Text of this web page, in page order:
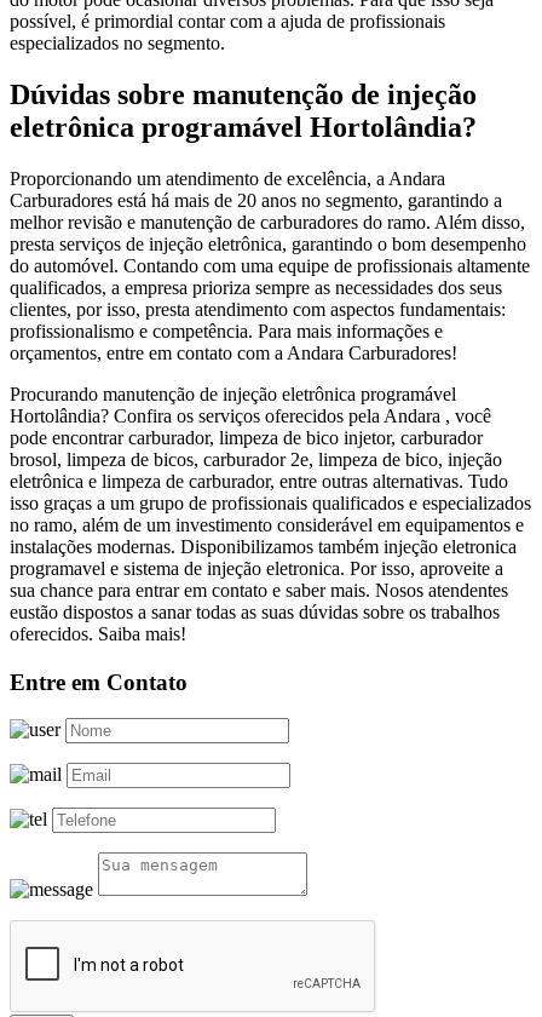
possível, é primordial contar com a ajuda de profissionais
especializados no segmento.
Dúvidas sobre manutenção de injeção
eletrônica programável Hortolândia?
Proporcionando um atendimento de excelência, a Andara
Carburadores está há mais de 20 anos no segmento, garantindo a
melhor revisão e manutenção de carburadores do ramo. Além disso,
presta serviços de injeção eletrônica, garantindo o bom desempenho
do automóvel. Contando com uma equipe de profissionais altamente
qualificados, a empresa prioriza sempre as necessidades dos seus
clientes, por isso, presta atendimento com aspectos fundamentais:
profissionalismo e competência. Para mais informações e
orçamentos, entre em contato com a Andara Carburadores!
Procurando manutenção de injeção eletrônica programável
Hortolândia? Confira os serviços oferecidos pela Andara , você
pode encontrar carburador, limpeza de bico injetor, carburador
brosol, limpeza de bicos, carburador 2e, limpeza de bico, injeção
eletrônica e limpeza de carburador, entre outras alternativas. Tudo
isso graças a um grupo de profissionais qualificados e especializados
no ramo, além de um investimento considerável em equipamentos e
instalações modernas. Disponibilizamos também injeção eletronica
programavel e sistema de injeção eletronica. Por isso, aproveite a
sua chance para entrar em contato e saber mais. Nosos atendentes
eustão dispostos a sanar todas as suas dúvidas sobre os trabalhos
oferecidos. Saiba mais!
Entre em Contato